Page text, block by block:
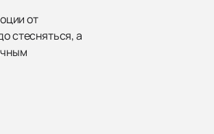
от
стесняться, а